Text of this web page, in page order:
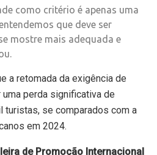
como critério é apenas uma
que deve ser
mostre mais adequada e
a retomada da exigência de
perda significativa de
turistas, se comparados com a
em 2024.
de Promoção Internacional